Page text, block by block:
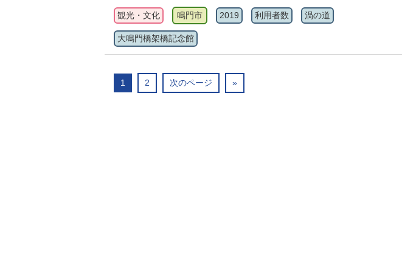
観光・文化 鳴門市 2019 利用者数 渦の道
大鳴門橋架橋記念館
1 2 次のページ »